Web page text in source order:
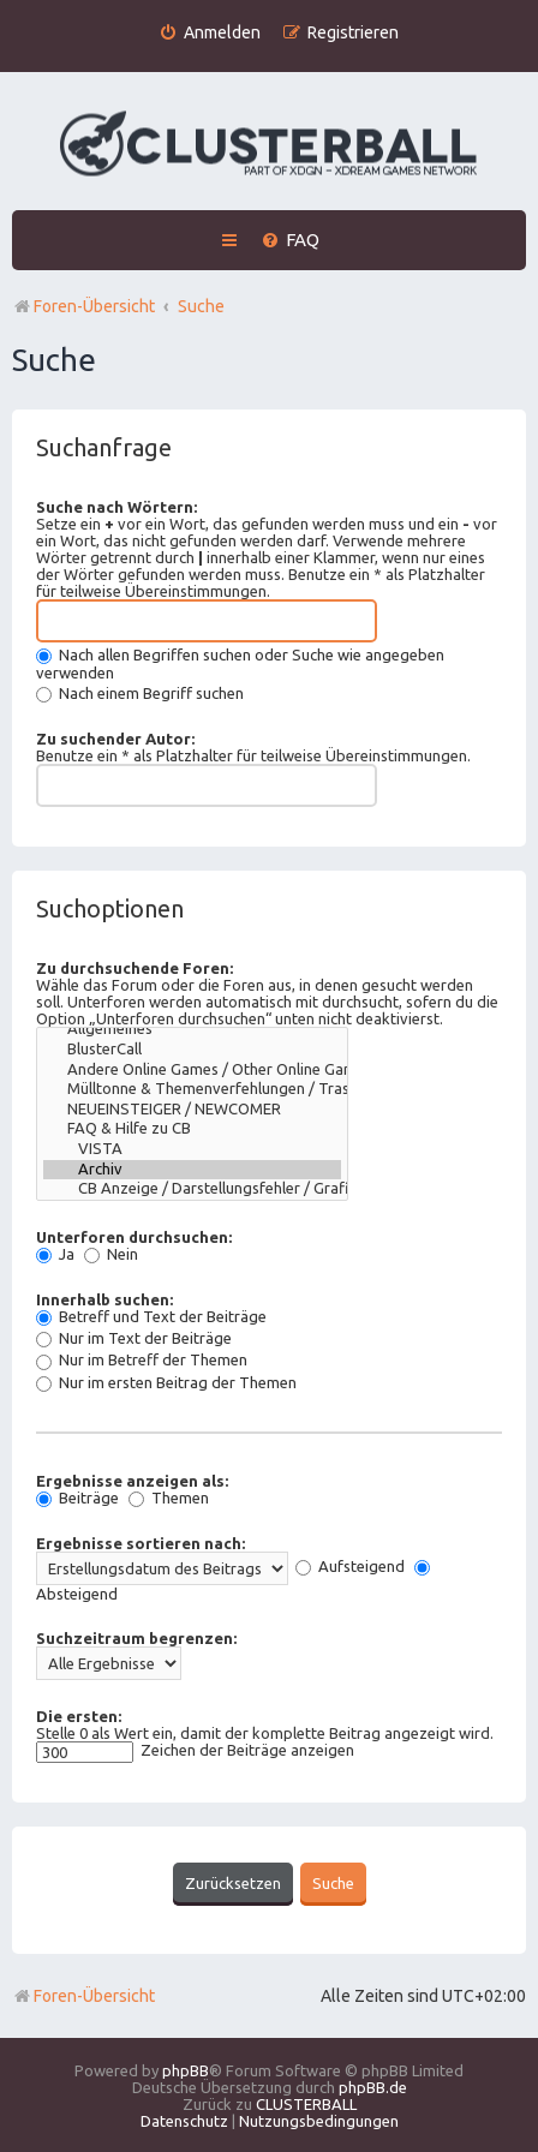
Anmelden Registrieren
FAQ
Foren-Übersicht Suche
Suche
Suchanfrage
Suche nach Wörtern:
Setze ein + vor ein Wort, das gefunden werden muss und ein - vor
ein Wort, das nicht gefunden werden darf. Verwende mehrere
Wörter getrennt durch
innerhalb einer Klammer, wenn nur eines
der Wörter gefunden werden muss. Benutze ein * als Platzhalter
für teilweise Übereinstimmungen.
Nach allen Begriffen suchen oder Suche wie angegeben
verwenden
Nach einem Begriff suchen
Zu suchender Autor:
Benutze ein * als Platzhalter für teilweise Übereinstimmungen.
Suchoptionen
Zu durchsuchende Foren:
Wähle das Forum oder die Foren aus, in denen gesucht werden
soll. Unterforen werden automatisch mit durchsucht, sofern du die
Option „Unterforen durchsuchen“ unten nicht deaktivierst.
Unterforen durchsuchen:
Ja
Nein
Innerhalb suchen:
Betreff und Text der Beiträge
Nur im Text der Beiträge
Nur im Betreff der Themen
Nur im ersten Beitrag der Themen
Ergebnisse anzeigen als:
Beiträge
Themen
Ergebnisse sortieren nach:
Aufsteigend
Absteigend
Suchzeitraum begrenzen:
Die ersten:
Stelle 0 als Wert ein, damit der komplette Beitrag angezeigt wird.
Zeichen der Beiträge anzeigen
Alle Zeiten sind UTC+02:00
Foren-Übersicht
Powered by phpBB® Forum Software © phpBB Limited
Deutsche Übersetzung durch phpBB.de
Zurück zu CLUSTERBALL
Datenschutz | Nutzungsbedingungen